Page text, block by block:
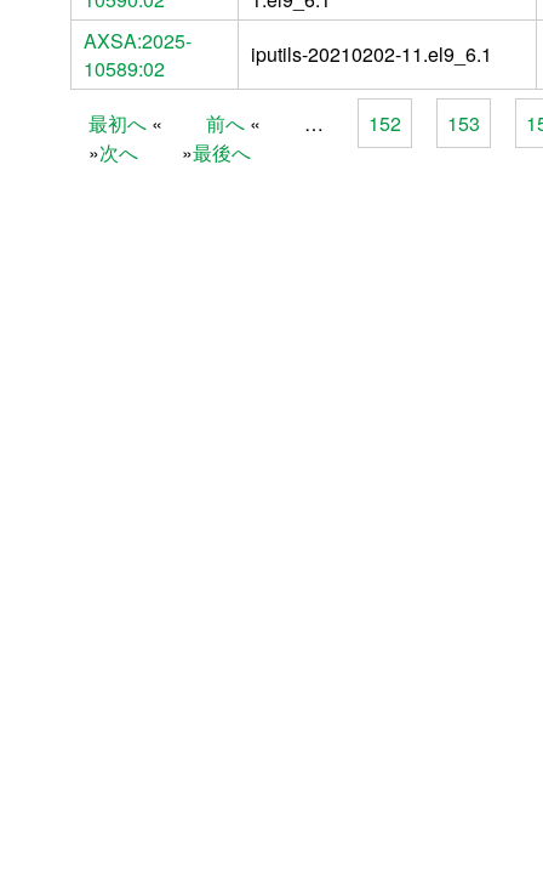
AXSA:2025-
10589:02
iputils-20210202-11.el9_6.1
Pages
最初へ 前へ … 152 153
次へ
最後へ